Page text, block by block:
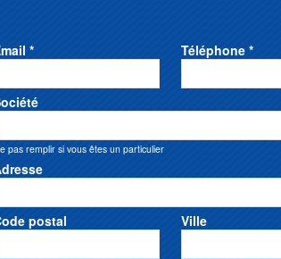
* Téléphone *
pas remplir si vous êtes un particulier
postal Ville